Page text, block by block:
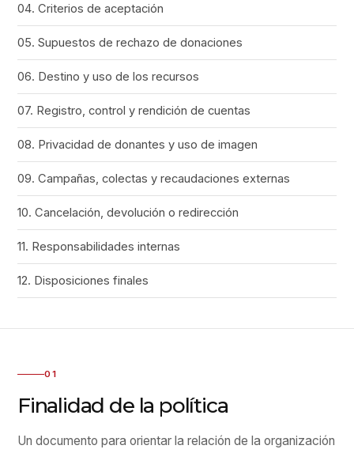
04. Criterios de aceptación
05. Supuestos de rechazo de donaciones
06. Destino y uso de los recursos
07. Registro, control y rendición de cuentas
08. Privacidad de donantes y uso de imagen
09. Campañas, colectas y recaudaciones externas
10. Cancelación, devolución o redirección
11. Responsabilidades internas
12. Disposiciones finales
01
Finalidad de la política
Un documento para orientar la relación de la organización